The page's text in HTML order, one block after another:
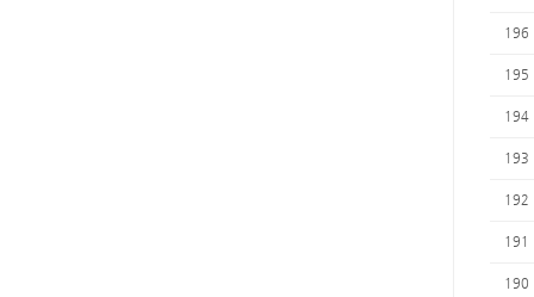
196
195
194
193
192
191
190